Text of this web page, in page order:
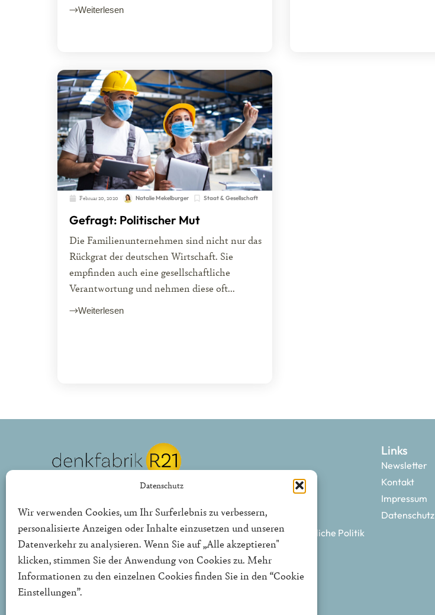
Datenschutz
Wir verwenden Cookies, um Ihr Surferlebnis zu verbessern,
personalisierte Anzeigen oder Inhalte einzusetzen und unseren
Datenverkehr zu analysieren. Wenn Sie auf „Alle akzeptieren"
klicken, stimmen Sie der Anwendung von Cookies zu. Mehr
Informationen zu den einzelnen Cookies finden Sie in den “Cookie
Einstellungen”.
Weiterlesen
Februar 20, 2020 Natalie Mekelburger Staat & Gesellschaft
Gefragt: Politischer Mut
Die Familienunternehmen sind nicht nur das
Rückgrat der deutschen Wirtschaft. Sie
empfinden auch eine gesellschaftliche
Verantwortung und nehmen diese oft...
Weiterlesen
Die Denkfabrik R21 ist ein politischer Thinktank für neue bürgerliche Politik
in Deutschland und Europa.
Links
Newsletter
Kontakt
Impressum
Datenschutz